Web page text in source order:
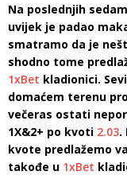
Na poslednjih
uvijek je padao
smatramo da je
shodno tome
1xBet kladionici.
domaćem terenu
večeras ostati
1X&2+ po kvoti 2.03.
kvote predlažemo
takođe u 1xBet